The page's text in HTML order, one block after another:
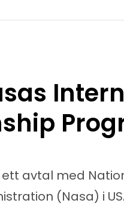
avtal med
(Nasa) i